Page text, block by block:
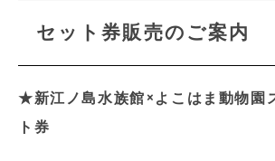
セット券販売のご案内
★新江ノ島水族館×よこはま動物園
ト券